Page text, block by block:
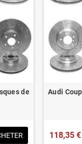
de
Audi
118,35 €